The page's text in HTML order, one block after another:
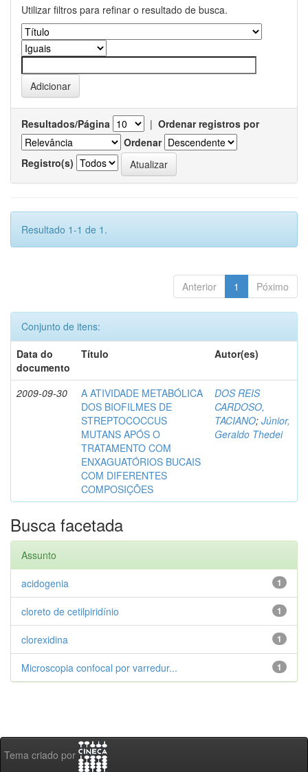
Utilizar filtros para refinar o resultado de busca.
Resultados/Página | Ordenar registros por
Ordenar
Registro(s)
Resultado 1-1 de 1.
Anterior 1 Póximo
Conjunto de itens:
Data do
documento
Título Autor(es)
2009-09-30
A ATIVIDADE METABÓLICA
DOS BIOFILMES DE
STREPTOCOCCUS
MUTANS APÓS O
TRATAMENTO COM
ENXAGUATÓRIOS BUCAIS
COM DIFERENTES
COMPOSIÇÕES
DOS REIS
CARDOSO,
TACIANO; Júnior,
Geraldo Thedei
Busca facetada
Assunto
1
acidogenia
1
cloreto de cetilpiridínio
1
clorexidina
1
Microscopia confocal por varredur...
Tema criado por